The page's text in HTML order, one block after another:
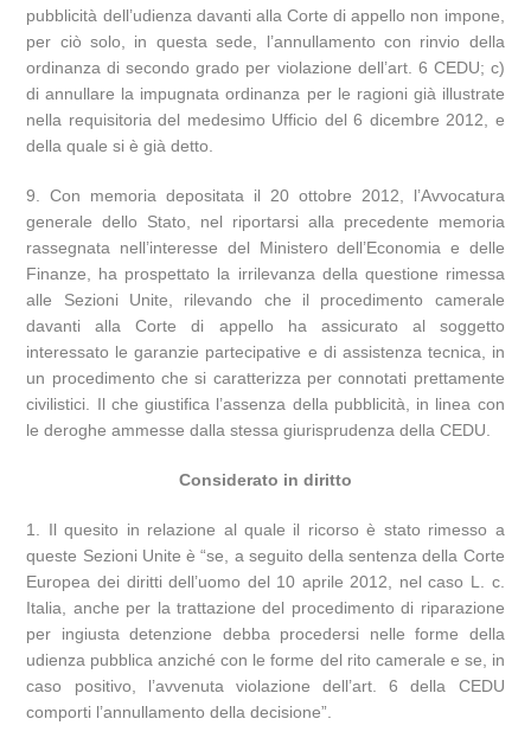
pubblicità dell’udienza davanti alla Corte di appello non impone,
per ciò solo, in questa sede, l’annullamento con rinvio della
ordinanza di secondo grado per violazione dell’art. 6 CEDU; c)
di annullare la impugnata ordinanza per le ragioni già illustrate
nella requisitoria del medesimo Ufficio del 6 dicembre 2012, e
della quale si è già detto.
9. Con memoria depositata il 20 ottobre 2012, l’Avvocatura
generale dello Stato, nel riportarsi alla precedente memoria
rassegnata nell’interesse del Ministero dell’Economia e delle
Finanze, ha prospettato la irrilevanza della questione rimessa
alle Sezioni Unite, rilevando che il procedimento camerale
davanti alla Corte di appello ha assicurato al soggetto
interessato le garanzie partecipative e di assistenza tecnica, in
un procedimento che si caratterizza per connotati prettamente
civilistici. Il che giustifica l’assenza della pubblicità, in linea con
le deroghe ammesse dalla stessa giurisprudenza della CEDU.
Considerato in diritto
1. Il quesito in relazione al quale il ricorso è stato rimesso a
queste Sezioni Unite è “se, a seguito della sentenza della Corte
Europea dei diritti dell’uomo del 10 aprile 2012, nel caso L. c.
Italia, anche per la trattazione del procedimento di riparazione
per ingiusta detenzione debba procedersi nelle forme della
udienza pubblica anziché con le forme del rito camerale e se, in
caso positivo, l’avvenuta violazione dell’art. 6 della CEDU
comporti l’annullamento della decisione”.